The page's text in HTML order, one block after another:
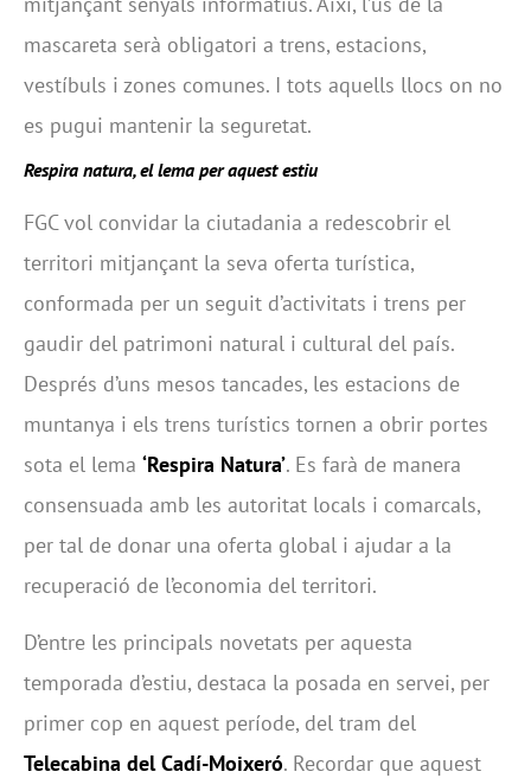
mascareta serà obligatori a trens, estacions,
vestíbuls i zones comunes. I tots aquells llocs on no
es pugui mantenir la seguretat.
Respira natura, el lema per aquest estiu
FGC vol convidar la ciutadania a redescobrir el
territori mitjançant la seva oferta turística,
conformada per un seguit d’activitats i trens per
gaudir del patrimoni natural i cultural del país.
Després d’uns mesos tancades, les estacions de
muntanya i els trens turístics tornen a obrir portes
sota el lema ‘Respira Natura’. Es farà de manera
consensuada amb les autoritat locals i comarcals,
per tal de donar una oferta global i ajudar a la
recuperació de l’economia del territori.
D’entre les principals novetats per aquesta
temporada d’estiu, destaca la posada en servei, per
primer cop en aquest període, del tram del
Telecabina del Cadí-Moixeró. Recordar que aquest